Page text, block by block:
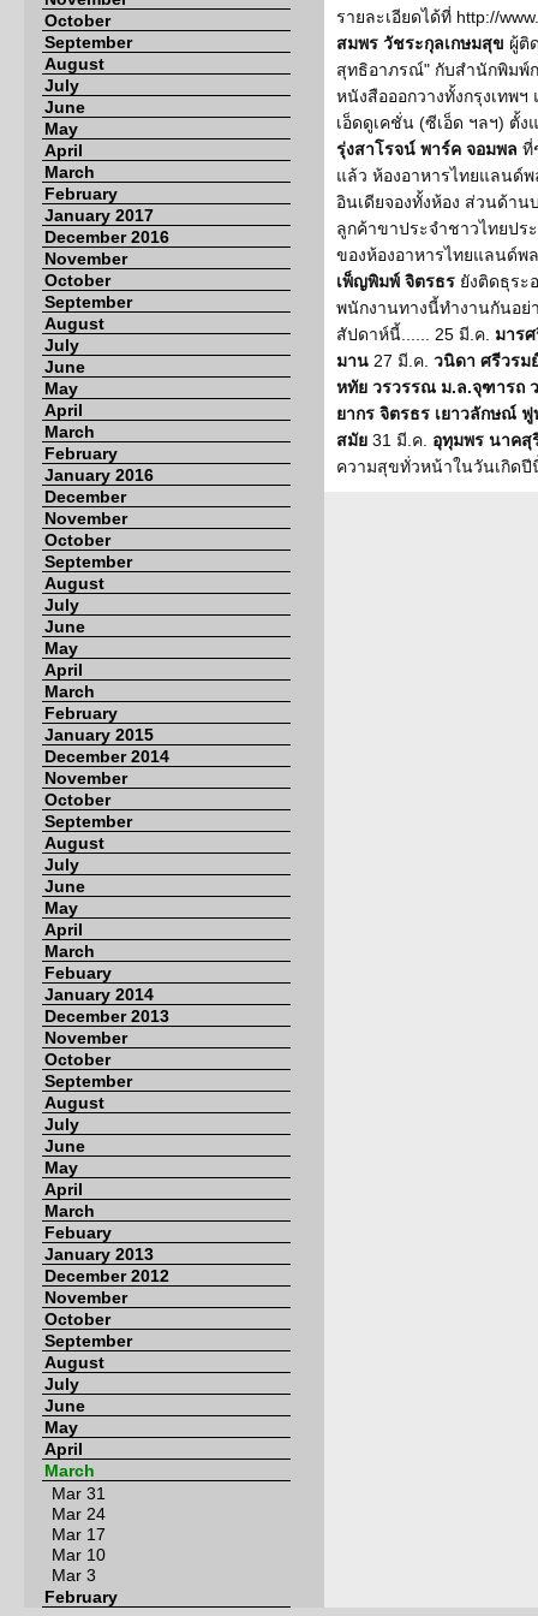
October
September
August
July
June
May
April
March
February
January 2017
December 2016
November
October
September
August
July
June
May
April
March
February
January 2016
December
November
October
September
August
July
June
May
April
March
February
January 2015
December 2014
November
October
September
August
July
June
May
April
March
Febuary
January 2014
December 2013
November
October
September
August
July
June
May
April
March
Febuary
January 2013
December 2012
November
October
September
August
July
June
May
April
March
Mar 31
Mar 24
Mar 17
Mar 10
Mar 3
February
รายละเอียดได้ที่ http://
สมพร วัชระกุลเกษมสุข ผู้ติ
สุทธิอาภรณ์" กับสำนักพิมพ์ก
หนังสือออกวางทั้งกรุงเทพ
เอ็ดดูเคชั่น (ซีเอ็ด ฯลฯ) ตั้
รุ่งสาโรจน์ พาร์ค จอมพล ที่
แล้ว ห้องอาหารไทยแลนด์
อินเดียจองทั้งห้อง ส่วนด้าน
ลูกค้าขาประจำชาวไทยปร
ของห้องอาหารไทยแลนด์พ
เพ็ญพิมพ์ จิตรธร ยังติดธุระ
พนักงานทางนี้ทำงานกันอย่
สัปดาห์นี้...... 25 มี.ค. มาร
มาน 27 มี.ค. วนิดา ศรีวรม
หทัย วรวรรณ ม.ล.จุฑารถ
ยากร จิตรธร เยาวลักษณ์
สมัย 31 มี.ค. อุทุมพร นาค
ความสุขทั่วหน้าในวันเกิดปี